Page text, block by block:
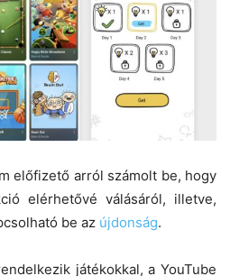
előfizető arról számolt be, hogy
elérhetővé válásáról, illetve,
be az újdonság.
játékokkal, a YouTube